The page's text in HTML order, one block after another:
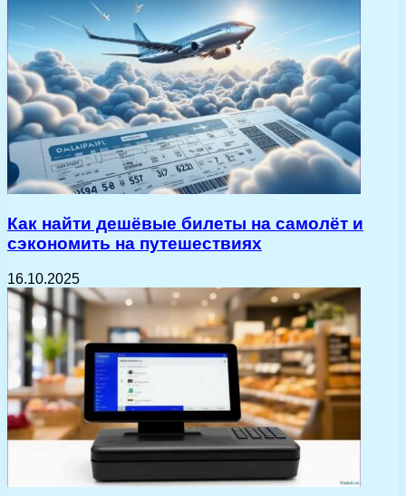
Как найти дешёвые билеты на самолёт и
сэкономить на путешествиях
16.10.2025